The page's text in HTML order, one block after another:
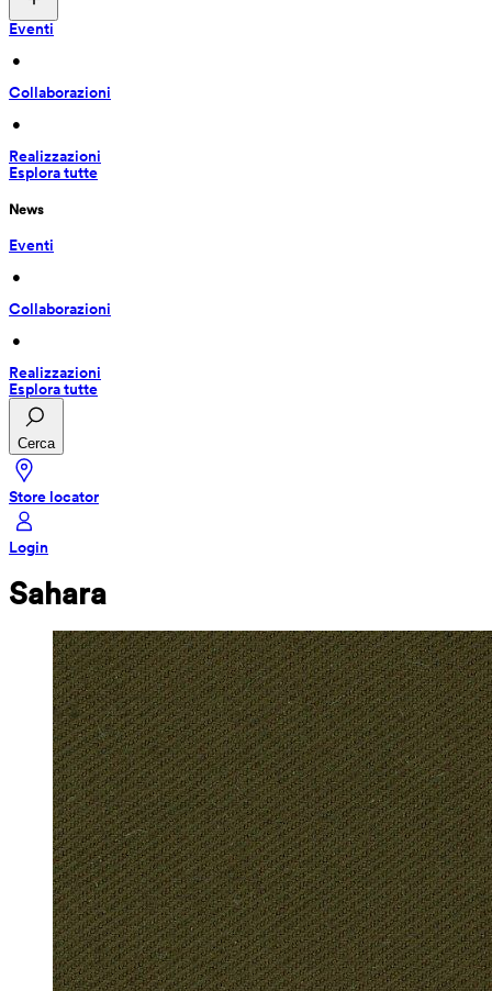
Eventi
•
Collaborazioni
•
Realizzazioni
Esplora tutte
News
Eventi
•
Collaborazioni
•
Realizzazioni
Esplora tutte
Cerca
Store locator
Login
Sahara